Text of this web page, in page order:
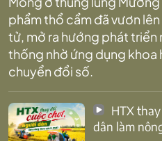
phẩm thổ cẩm đã vươn
tử, mở ra hướng phát
thống nhờ ứng dụng khoa
chuyển đổi số.
dân làm